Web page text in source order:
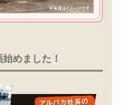
めました！